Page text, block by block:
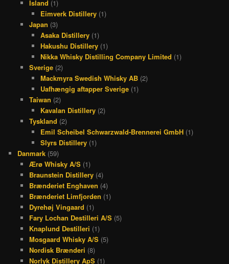
Island (1)
Eimverk Distillery (1)
Japan (3)
Asaka Distillery (1)
Hakushu Distillery (1)
Nikka Whisky Distilling Company Limited (1)
Sverige(2)
Mackmyra Swedish Whisky AB (2)
Uafhængig aftapper Sverige (1)
Taiwan (2)
Kavalan Distillery (2)
Tyskland (2)
Emil Scheibel Schwarzwald-Brennerei GmbH (1)
Slyrs Distillery (1)
Danmark (59)
Ærø Whisky A/S(1)
Braunstein Distillery(4)
Brænderiet Enghaven (4)
Brænderiet Limfjorden (1)
Dyrehøj Vingaard (1)
Fary Lochan Destilleri A/S(5)
Knaplund Destilleri (1)
Mosgaard Whisky A/S(5)
Nordisk Brænderi (8)
Norlyk Distillery ApS(1)